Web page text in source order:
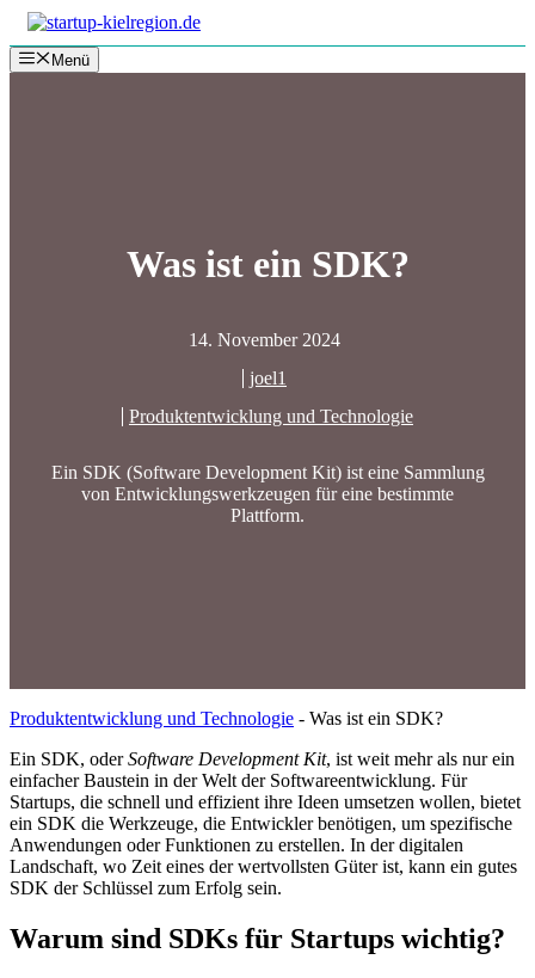
Zum
Inhalt
springenMenü
Was ist ein SDK?
14. November 2024
joel1
Produktentwicklung und Technologie
Ein SDK (Software Development Kit) ist eine Sammlung
von Entwicklungswerkzeugen für eine bestimmte
Plattform.
Produktentwicklung und Technologie - Was ist ein SDK?
Ein SDK, oderSoftware Development Kit, ist weit mehr als nur ein
einfacher Baustein in der Welt der Softwareentwicklung. Für
Startups, die schnell und effizient ihre Ideen umsetzen wollen, bietet
ein SDK die Werkzeuge, die Entwickler benötigen, um spezifische
Anwendungen oder Funktionen zu erstellen. In der digitalen
Landschaft, wo Zeit eines der wertvollsten Güter ist, kann ein gutes
SDK der Schlüssel zum Erfolg sein.
Warum sind SDKs für Startups wichtig?